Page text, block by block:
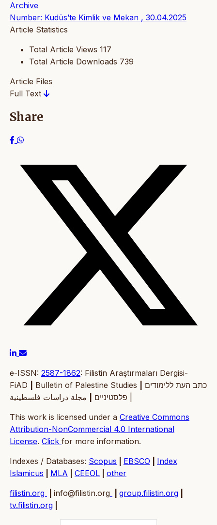
Archive
Number: Kudüs’te Kimlik ve Mekan , 30.04.2025
Article Statistics
Total Article Views 117
Total Article Downloads 739
Article Files
Full Text
Share
e-ISSN: 2587-1862: Filistin Araştırmaları Dergisi-
FiAD
Bulletin of Palestine Studies
פלסטיניים
This work is licensed under a Creative Commons
Attribution-NonCommercial 4.0 International
License. Click for more information.
Indexes / Databases: Scopus EBSCO
Index
Islamicus
MLA CEEOL other
filistin.org info@filistin.org group.filistin.org
tv.filistin.org